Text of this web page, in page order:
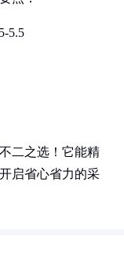
5.5
二之选！它能精
启省心省力的采